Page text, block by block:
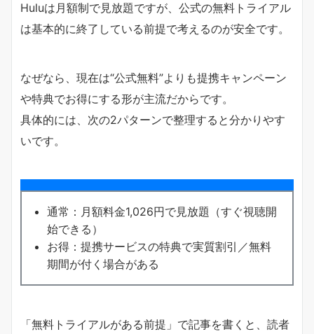
Huluは月額制で見放題ですが、公式の無料トライアル
は基本的に終了している前提で考えるのが安全です。
なぜなら、現在は“公式無料”よりも提携キャンペーン
や特典でお得にする形が主流だからです。
具体的には、次の2パターンで整理すると分かりやす
いです。
通常：月額料金1,026円で見放題（すぐ視聴開
始できる）
お得：提携サービスの特典で実質割引／無料
期間が付く場合がある
「無料トライアルがある前提」で記事を書くと、読者